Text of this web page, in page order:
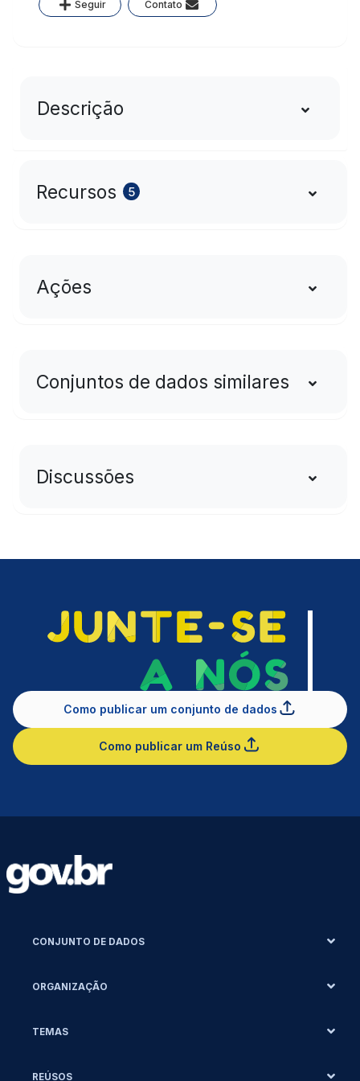
Seguir Contato
Descrição
Recursos 5
Ações
Conjuntos de dados similares
Discussões
Como publicar um conjunto de dados
Como publicar um Reúso
CONJUNTO DE DADOS
ORGANIZAÇÃO
TEMAS
REÚSOS